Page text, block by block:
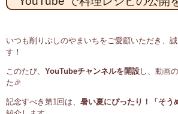
いつも削りぶしのやまいちをご愛顧いただき、
す！
このたび、 YouTubeチャンネルを開設し、動画
た🎉
記念すべき第1回は、 暑い夏にぴったり！「そう